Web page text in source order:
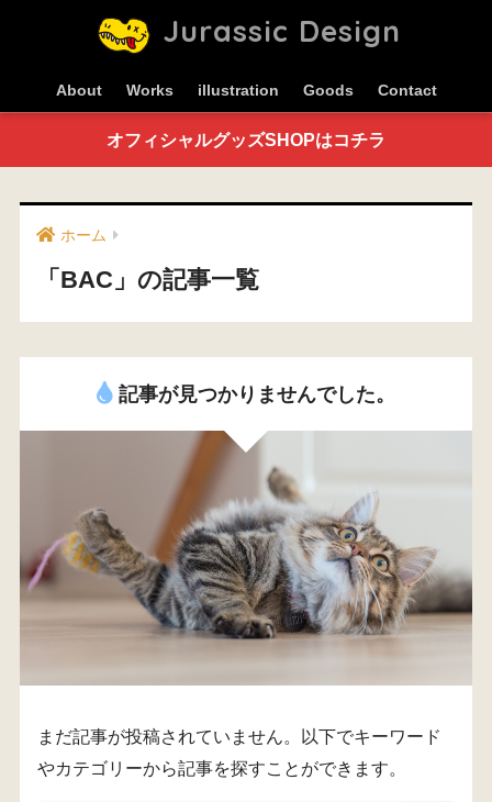
Jurassic Design
About Works illustration Goods Contact
オフィシャルグッズSHOPはコチラ
ホーム
「BAC」の記事一覧
記事が見つかりませんでした。
まだ記事が投稿されていません。以下でキーワード
やカテゴリーから記事を探すことができます。